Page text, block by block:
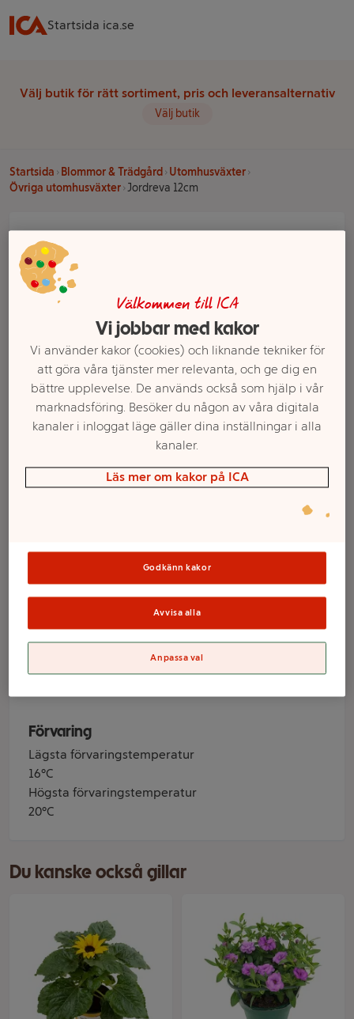
Startsida ica.se
Välj butik för rätt sortiment, pris och leveransalternativ
Välj butik
Startsida Blommor & Trädgård
Utomhusväxter
Övriga utomhusväxter Jordreva 12cm
Jordreva 12cm
Förvaring
Lägsta förvaringstemperatur
16°C
Högsta förvaringstemperatur
20°C
Välj butik och handla
Sortimentet kan variera mellan butikerna
Du kanske också gillar
Välkommen till ICA
Vi jobbar med kakor
Vi använder kakor (cookies) och liknande tekniker för
att göra våra tjänster mer relevanta, och ge dig en
bättre upplevelse. De används också som hjälp i vår
marknadsföring. Besöker du någon av våra digitala
kanaler i inloggat läge gäller dina inställningar i alla
kanaler.
Läs mer om kakor på ICA
Godkänn kakor
Avvisa alla
Anpassa val